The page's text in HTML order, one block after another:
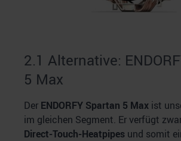
2.1 Alternative:
5 Max
Der ENDORFY Spartan 5 Max ist
im gleichen Segment. Er verfügt
Direct-Touch-Heatpipes und somit